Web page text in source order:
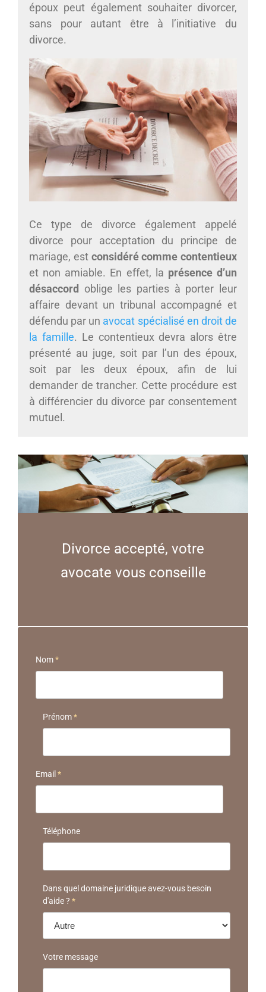
époux peut également souhaiter divorcer,
sans pour autant être à l’initiative du
divorce.
Ce type de divorce également appelé
divorce pour acceptation du principe de
mariage, est considéré comme contentieux
et non amiable. En effet, la présence d’un
désaccord
oblige les parties à porter leur
affaire devant un tribunal accompagné et
défendu par un avocat spécialisé en droit de
la famille. Le contentieux devra alors être
présenté au juge, soit par l’un des époux,
soit par les deux époux, afin de lui
demander de trancher. Cette procédure est
à différencier du divorce par consentement
mutuel.
Divorce accepté, votre
avocate vous conseille
Nom*
Prénom*
Email *
Téléphone
Dans quel domaine juridique avez-vous besoin
d'aide ? *
Votre message